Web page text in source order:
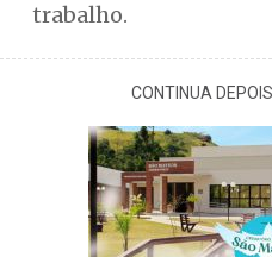
trabalho.
CONTINUA